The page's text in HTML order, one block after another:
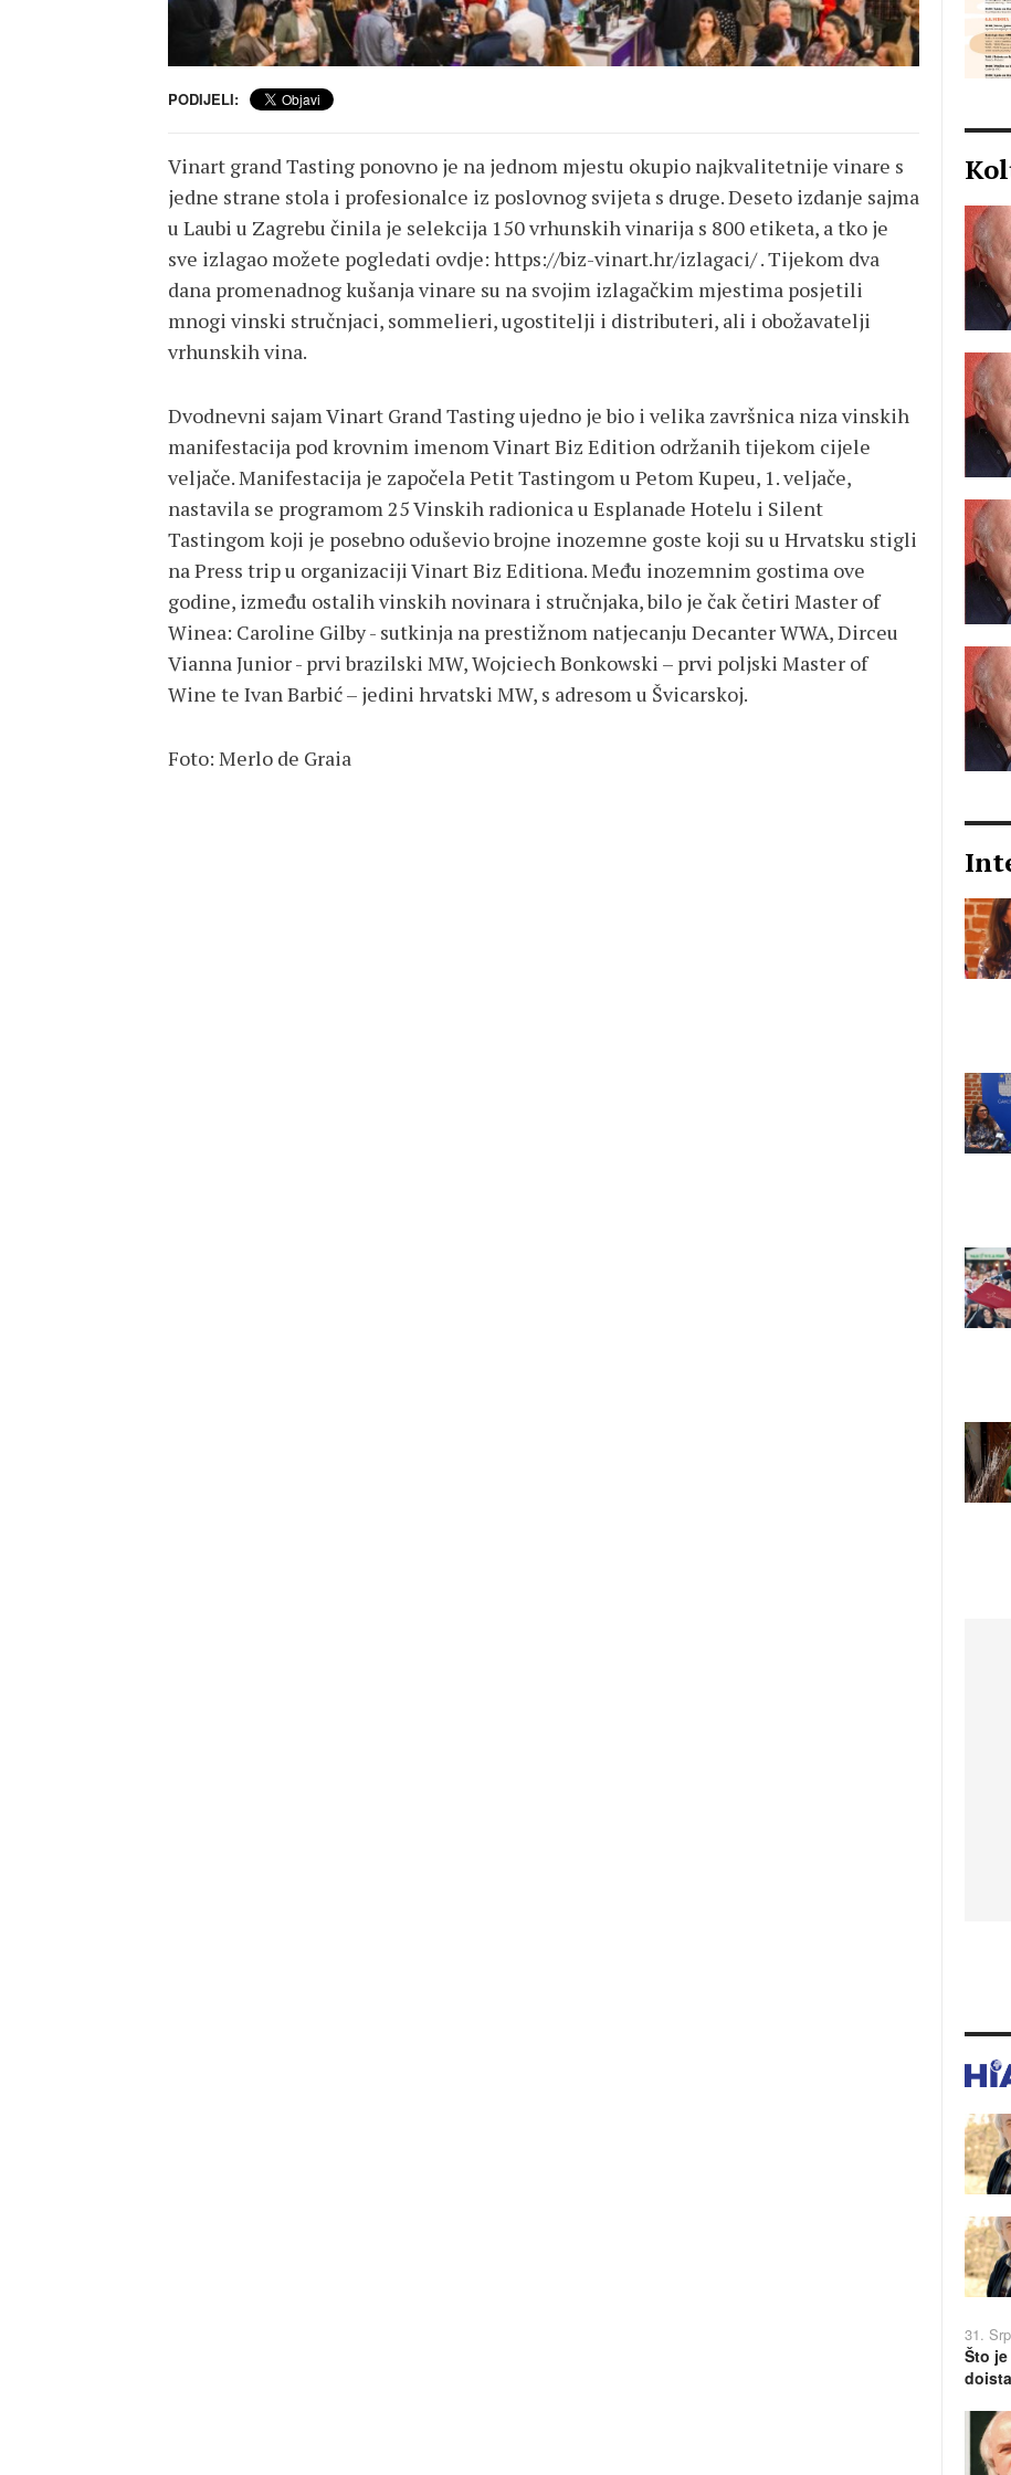
PODIJELI:
Vinart grand Tasting ponovno je na jednom mjestu okupio najkvalitetnije vinare s
jedne strane stola i profesionalce iz poslovnog svijeta s druge. Deseto izdanje sajma
u Laubi u Zagrebu činila je selekcija 150 vrhunskih vinarija s 800 etiketa, a tko je
sve izlagao možete pogledati ovdje: https://biz-vinart.hr/izlagaci/ . Tijekom dva
dana promenadnog kušanja vinare su na svojim izlagačkim mjestima posjetili
mnogi vinski stručnjaci, sommelieri, ugostitelji i distributeri, ali i obožavatelji
vrhunskih vina.
Dvodnevni sajam Vinart Grand Tasting ujedno je bio i velika završnica niza vinskih
manifestacija pod krovnim imenom Vinart Biz Edition održanih tijekom cijele
veljače. Manifestacija je započela Petit Tastingom u Petom Kupeu, 1. veljače,
nastavila se programom 25 Vinskih radionica u Esplanade Hotelu i Silent
Tastingom koji je posebno oduševio brojne inozemne goste koji su u Hrvatsku stigli
na Press trip u organizaciji Vinart Biz Editiona. Među inozemnim gostima ove
godine, između ostalih vinskih novinara i stručnjaka, bilo je čak četiri Master of
Winea: Caroline Gilby - sutkinja na prestižnom natjecanju Decanter WWA, Dirceu
Vianna Junior - prvi brazilski MW, Wojciech Bonkowski – prvi poljski Master of
Wine te Ivan Barbić – jedini hrvatski MW, s adresom u Švicarskoj.
Foto: Merlo de Graia
31.
Što